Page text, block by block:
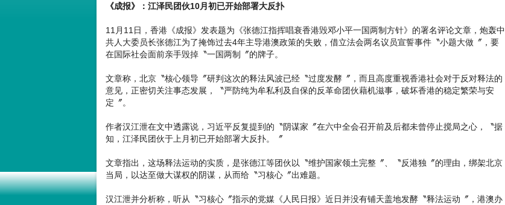
《成报》：江泽民团伙10月初已开始部署大反扑
11月11日，香港《成报》发表题为《张德江指挥唱衰香港毁邓小平一国两制方针》的署名评论文章，炮轰中
共人大委员长张德江为了掩饰过去4年主导港澳政策的失败，借立法会两名议员宣誓事件〝小题大做〞，要
在国际社会面前亲手毁掉〝一国两制〞的牌子。
文章称，北京〝核心领导〞研判这次的释法风波已经〝过度发酵〞，而且高度重视香港社会对于反对释法的
意见，正密切关注事态发展，〝严防纯为牟私利及自保的反革命团伙藉机滋事，破坏香港的稳定繁荣与安
定〞。
作者汉江泄在文中透露说，习近平反复提到的〝阴谋家〞在六中全会召开前及后都未曾停止搅局之心，〝据
知，江泽民团伙于上月初已开始部署大反扑。〞
文章指出，这场释法运动的实质，是张德江等团伙以〝维护国家领土完整〞、〝反港独〞的理由，绑架北京
当局，以达至做大谋权的阴谋，从而给〝习核心〞出难题。
汉江泄并分析称，听从〝习核心〞指示的党媒《人民日报》近日并没有铺天盖地发酵〝释法运动〞，港澳办